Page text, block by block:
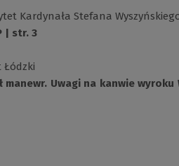
Kardynała Stefana
| str. 3
Łódzki
Uwagi na kanwie wyroku